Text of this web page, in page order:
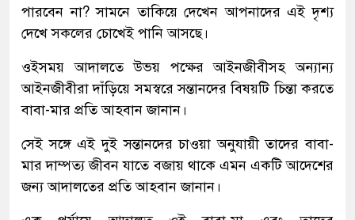
পারবেন না? সামনে তাকিয়ে দেখেন আপনাদের এই দৃশ্য
দেখে সকলের চোখেই পানি আসছে।
ওইসময় আদালতে উভয় পক্ষের আইনজীবীসহ অন্যান্য
আইনজীবীরা দাঁড়িয়ে সমস্বরে সন্তানদের বিষয়টি চিন্তা করতে
বাবা-মার প্রতি আহবান জানান।
সেই সঙ্গে এই দুই সন্তানদের চাওয়া অনুযায়ী তাদের বাবা-
মার দাম্পত্য জীবন যাতে বজায় থাকে এমন একটি আদেশের
জন্য আদালতের প্রতি আহবান জানান।